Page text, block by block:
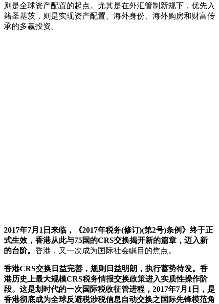
则是全球资产配置的起点。尤其是在外汇管制新规下，优先入
籍圣基茨，则是实现资产配置、海外身份、海外购房和财富传
承的多赢投资。
2017年7月1日来临，《2017年税务(修订)(第2号)条例》终于正
式生效，香港从此与75国的CRS交换揭开新的篇章，迈入新
的台阶。 香港，又一次成为国际社会瞩目的焦点。
香港CRS交换日益完善，规则日益明朗，执行蓄势待发。香
港历史上最大规模CRS税务情报交换政策进入实质性操作阶
段。这是划时代的一次国际税收征管进程，2017年7月1日，是
香港彻底成为全球反避税涉税信息自动交换之国际先锋模范角